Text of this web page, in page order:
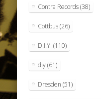
Contra Records(38)
Cottbus(26)
D.I.Y. (110)
diy(61)
Dresden (51)